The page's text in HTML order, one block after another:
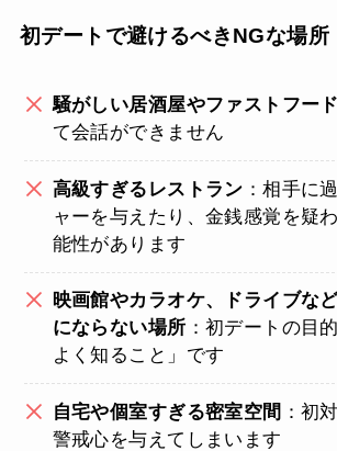
初デートで避けるべきNGな場所
騒がしい居酒屋やファストフー
て会話ができません
高級すぎるレストラン ：相手に
ャーを与えたり、金銭感覚を疑
能性があります
映画館やカラオケ、ドライブな
にならない場所 ：初デートの目
よく知ること」です
自宅や個室すぎる密室空間 ：初
警戒心を与えてしまいます